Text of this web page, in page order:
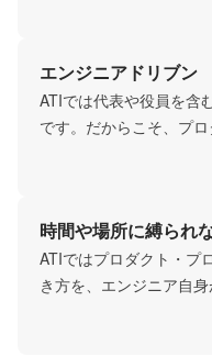
術・知見を共有し合え
ロダクトの迅速な進化
エンジニアドリブン
ATIでは代表や役員を含
です。だからこそ、プ
育成にも注力し、エン
注いでいます。
時間や場所に縛られ
ATIではプロダクト・プ
き方を、エンジニア自